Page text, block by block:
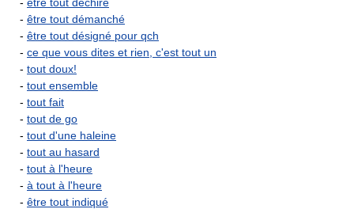
- être tout démanché
- être tout désigné pour qch
- ce que vous dites et rien, c'est tout un
- tout doux!
- tout ensemble
- tout fait
- tout de go
- tout d'une haleine
- tout au hasard
- tout à l'heure
- à tout à l'heure
- être tout indiqué